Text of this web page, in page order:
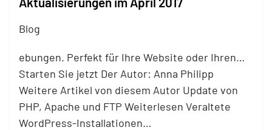
Blog
ebungen. Perfekt für Ihre Website oder Ihren…
Starten Sie jetzt Der Autor: Anna Philipp
Weitere Artikel von diesem Autor Update von
PHP, Apache und FTP Weiterlesen Veraltete
WordPress-Installationen…